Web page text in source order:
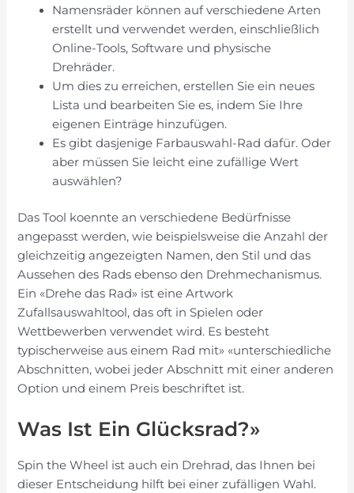
Namensräder können auf verschiedene Arten
erstellt und verwendet werden, einschließlich
Online-Tools, Software und physische
Drehräder.
Um dies zu erreichen, erstellen Sie ein neues
Lista und bearbeiten Sie es, indem Sie Ihre
eigenen Einträge hinzufügen.
Es gibt dasjenige Farbauswahl-Rad dafür. Oder
aber müssen Sie leicht eine zufällige Wert
auswählen?
Das Tool koennte an verschiedene Bedürfnisse
angepasst werden, wie beispielsweise die Anzahl der
gleichzeitig angezeigten Namen, den Stil und das
Aussehen des Rads ebenso den Drehmechanismus.
Ein «Drehe das Rad» ist eine Artwork
Zufallsauswahltool, das oft in Spielen oder
Wettbewerben verwendet wird. Es besteht
typischerweise aus einem Rad mit» «unterschiedliche
Abschnitten, wobei jeder Abschnitt mit einer anderen
Option und einem Preis beschriftet ist.
Was Ist Ein Glücksrad?»
Spin the Wheel ist auch ein Drehrad, das Ihnen bei
dieser Entscheidung hilft bei einer zufälligen Wahl.